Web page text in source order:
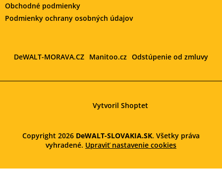
Obchodné podmienky
Podmienky ochrany osobných údajov
DeWALT-MORAVA.CZ Manitoo.cz Odstúpenie od zmluvy
Vytvoril Shoptet
Copyright 2026 DeWALT-SLOVAKIA.SK. Všetky práva
vyhradené. Upraviť nastavenie cookies